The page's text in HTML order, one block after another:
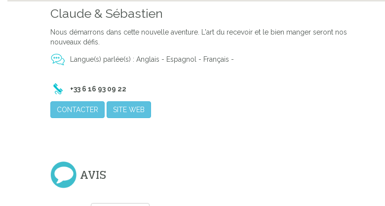
Claude & Sébastien
Nous démarrons dans cette nouvelle aventure. L'art du recevoir et le bien manger seront nos
nouveaux défis.
Langue(s) parlée(s) : Anglais - Espagnol - Français -
+33 6 16 93 09 22
CONTACTER SITE WEB
AVIS